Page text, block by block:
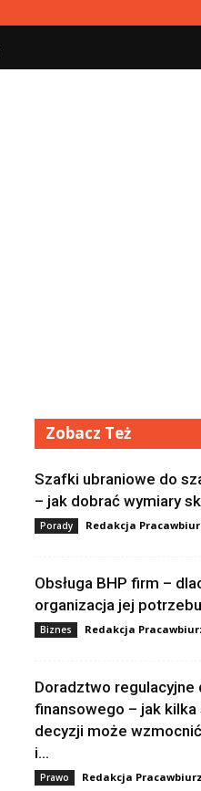
Zobacz Też
Szafki ubraniowe do
– jak dobrać wymiary
Porady Redakcja
Obsługa BHP firm –
organizacja jej
Biznes Redakcja
Doradztwo regulacyjne
finansowego – jak
decyzji może
i...
Prawo Redakcja